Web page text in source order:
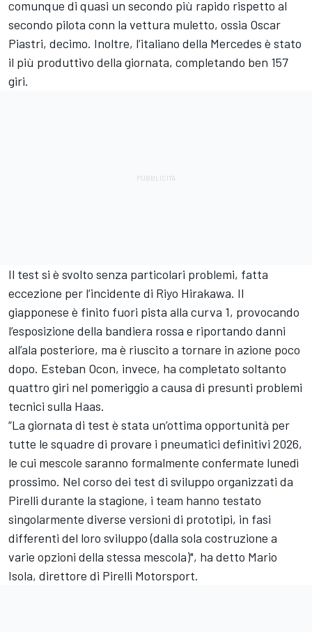
comunque di quasi un secondo più rapido rispetto al
secondo pilota conn la vettura muletto, ossia Oscar
Piastri, decimo. Inoltre, l’italiano della Mercedes è stato
il più produttivo della giornata, completando ben 157
giri.
Il test si è svolto senza particolari problemi, fatta
eccezione per l’incidente di Riyo Hirakawa. Il
giapponese è finito fuori pista alla curva 1, provocando
l’esposizione della bandiera rossa e riportando danni
all’ala posteriore, ma è riuscito a tornare in azione poco
dopo. Esteban Ocon, invece, ha completato soltanto
quattro giri nel pomeriggio a causa di presunti problemi
tecnici sulla Haas.
“La giornata di test è stata un’ottima opportunità per
tutte le squadre di provare i pneumatici definitivi 2026,
le cui mescole saranno formalmente confermate lunedì
prossimo. Nel corso dei test di sviluppo organizzati da
Pirelli durante la stagione, i team hanno testato
singolarmente diverse versioni di prototipi, in fasi
differenti del loro sviluppo (dalla sola costruzione a
varie opzioni della stessa mescola)", ha detto Mario
Isola, direttore di Pirelli Motorsport.